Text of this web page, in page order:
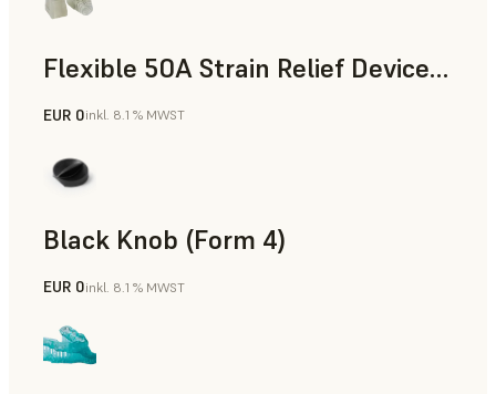
Flexible 50A Strain Relief Device (Form 4)
Technik
EUR 0inkl. 8.1 % MWST
Black Knob (Form 4)
Standard
EUR 0inkl. 8.1 % MWST